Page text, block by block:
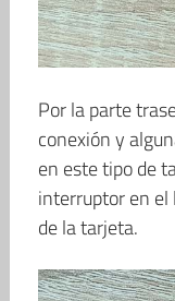
Por la parte
conexión y
en este tipo de
interruptor en el
de la tarjeta.